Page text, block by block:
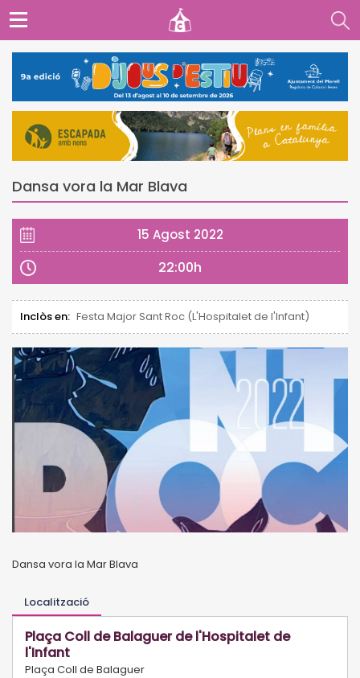
Dansa vora la Mar Blava
15 Agost 2022
22:00h
Inclòs en: Festa Major Sant Roc (L'Hospitalet de l'Infant)
Dansa vora la Mar Blava
Localització
Plaça Coll de Balaguer de l'Hospitalet de
l'Infant
Plaça Coll de Balaguer